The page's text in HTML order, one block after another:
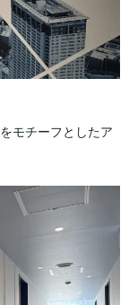
モチーフとしたア